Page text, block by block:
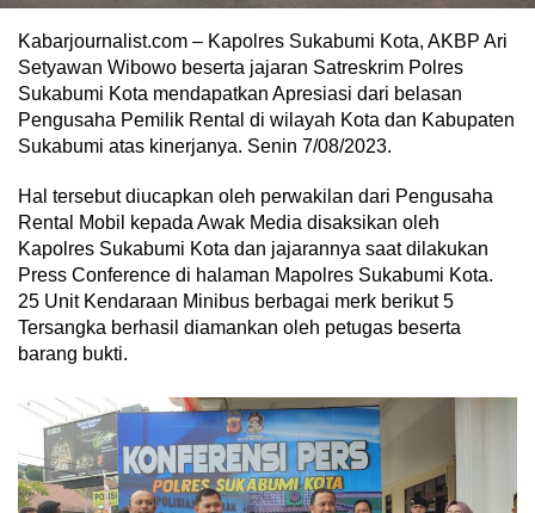
Kabarjournalist.com – Kapolres Sukabumi Kota, AKBP Ari
Setyawan Wibowo beserta jajaran Satreskrim Polres
Sukabumi Kota mendapatkan Apresiasi dari belasan
Pengusaha Pemilik Rental di wilayah Kota dan Kabupaten
Sukabumi atas kinerjanya. Senin 7/08/2023.
Hal tersebut diucapkan oleh perwakilan dari Pengusaha
Rental Mobil kepada Awak Media disaksikan oleh
Kapolres Sukabumi Kota dan jajarannya saat dilakukan
Press Conference di halaman Mapolres Sukabumi Kota.
25 Unit Kendaraan Minibus berbagai merk berikut 5
Tersangka berhasil diamankan oleh petugas beserta
barang bukti.